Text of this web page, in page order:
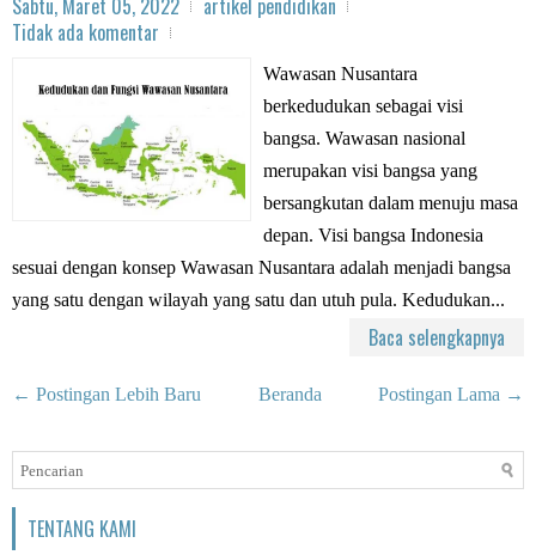
Sabtu, Maret 05, 2022
artikel pendidikan
Tidak ada komentar
Wawasan Nusantara
berkedudukan sebagai visi
bangsa. Wawasan nasional
merupakan visi bangsa yang
bersangkutan dalam menuju masa
depan. Visi bangsa Indonesia
sesuai dengan konsep Wawasan Nusantara adalah menjadi bangsa
yang satu dengan wilayah yang satu dan utuh pula. Kedudukan...
Baca selengkapnya
← Postingan Lebih Baru Postingan Lama →
Beranda
TENTANG KAMI